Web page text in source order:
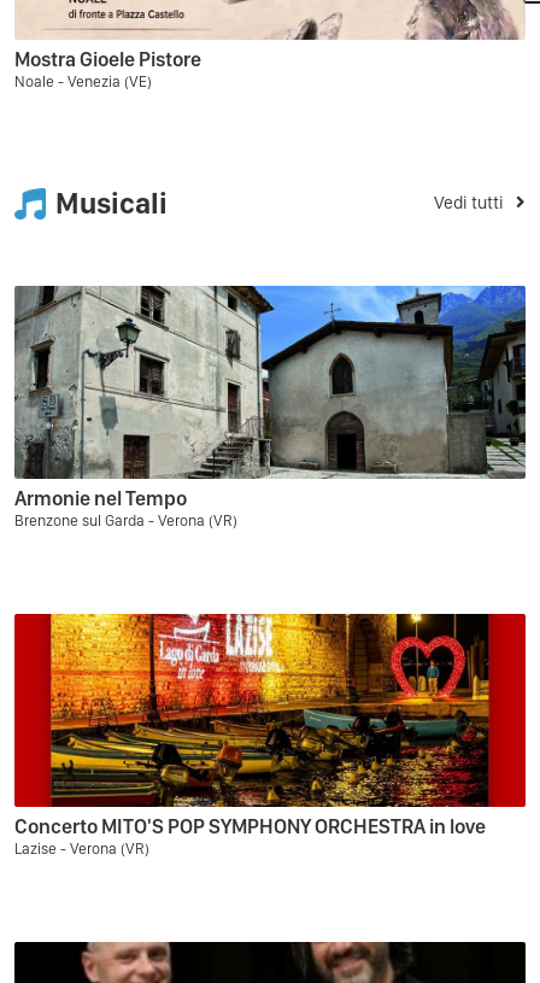
Mostra Gioele Pistore
Noale - Venezia (VE)
Musicali Vedi tutti
Armonie nel Tempo
Brenzone sul Garda - Verona (VR)
Concerto MITO'S POP SYMPHONY ORCHESTRA in love
Lazise - Verona (VR)